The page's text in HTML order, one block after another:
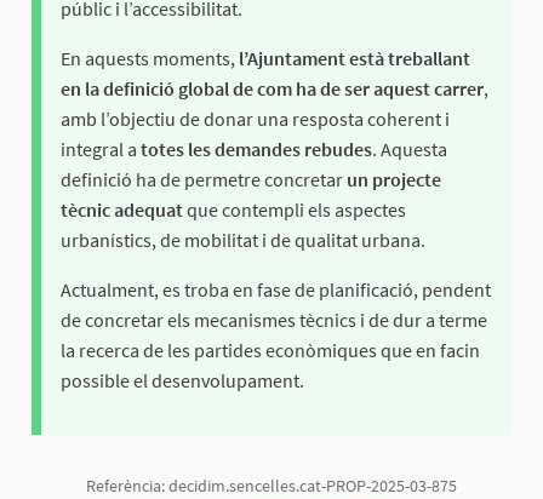
públic i l’accessibilitat.
En aquests moments, l’Ajuntament està treballant
en la definició global de com ha de ser aquest carrer,
amb l’objectiu de donar una resposta coherent i
integral a totes les demandes rebudes. Aquesta
definició ha de permetre concretar un projecte
tècnic adequatque contempli els aspectes
urbanístics, de mobilitat i de qualitat urbana.
Actualment, es troba en fase de planificació, pendent
de concretar els mecanismes tècnics i de dur a terme
la recerca de les partides econòmiques que en facin
possible el desenvolupament.
Referència: decidim.sencelles.cat-PROP-2025-03-875